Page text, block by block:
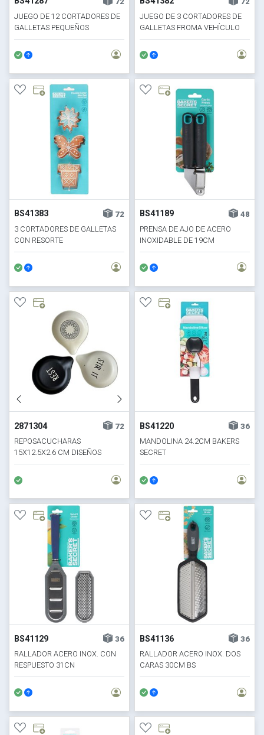
JUEGO DE 12 CORTADORES DE
GALLETAS PEQUEÑOS
JUEGO DE 3 CORTADORES DE
GALLETAS FROMA VEHÍCULO
BS41383
72
3 CORTADORES DE GALLETAS
CON RESORTE
BS41189
48
PRENSA DE AJO DE ACERO
INOXIDABLE DE 19CM
2871304
72
REPOSACUCHARAS
15X12.5X2.6 CM DISEÑOS
SURTIDOS
BS41220
36
MANDOLINA 24.2CM BAKERS
SECRET
BS41129
36
RALLADOR ACERO INOX. CON
RESPUESTO 31CN
BS41136
36
RALLADOR ACERO INOX. DOS
CARAS 30CM BS